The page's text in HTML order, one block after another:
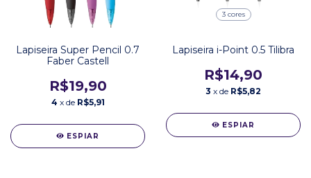
Lapiseira Super Pencil 0.7
Faber Castell
R$19,90
4 x de R$5,91
ESPIAR
3 cores
Lapiseira i-Point 0.5 Tilibra
R$14,90
3 x de R$5,82
ESPIAR